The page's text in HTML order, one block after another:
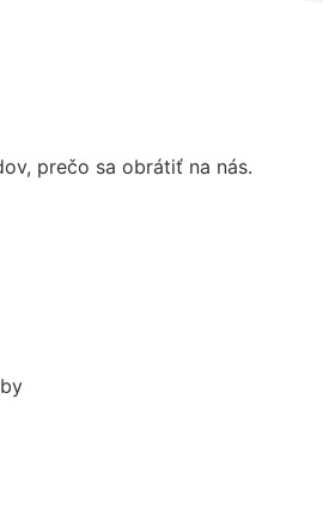
prečo sa obrátiť na nás.